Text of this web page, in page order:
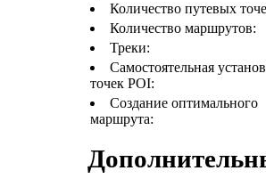
Количество путевых
Количество маршрутов:
Треки:
Самостоятельная
точек POI:
Создание оптимального
маршрута: